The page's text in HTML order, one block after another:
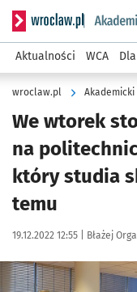
Serwis informacyjny
Aktualności WCA
wroclaw.pl Akademicki
We wtorek
na
który studia
temu
Data publikacji:
19.12.2022 12:55 | Autor:
Błażej
Kliknij, aby powiększyć